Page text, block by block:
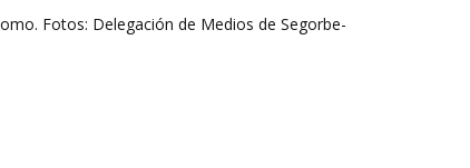
Fotos: Delegación de Medios de Segorbe-